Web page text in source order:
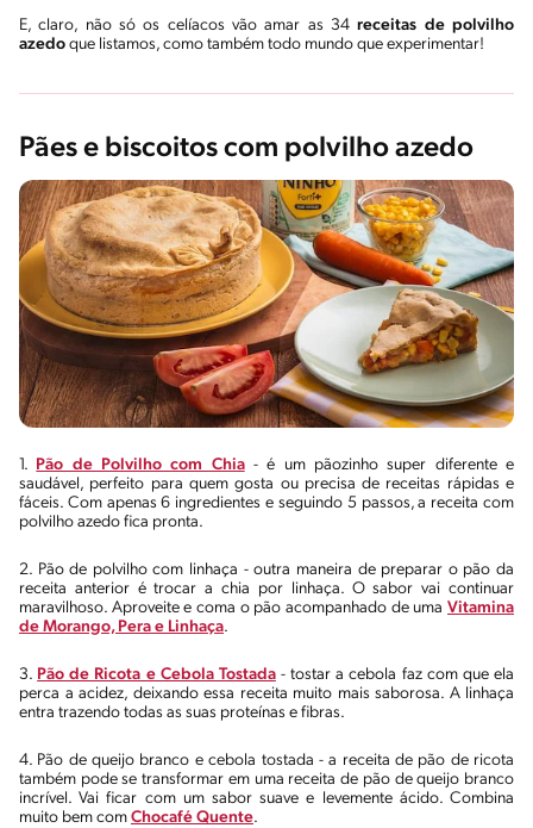
E, claro, não só os celíacos vão amar as 34receitas de polvilho
azedo que listamos, como também todo mundo que experimentar!
Pães e biscoitos com polvilho azedo
1. Pão de Polvilho com Chia- é um pãozinho super diferente e
saudável, perfeito para quem gosta ou precisa de receitas rápidas e
fáceis. Com apenas 6 ingredientes e seguindo 5 passos, a receita com
polvilho azedo fica pronta.
2. Pão de polvilho com linhaça - outra maneira de preparar o pão da
receita anterior é trocar a chia por linhaça. O sabor vai continuar
maravilhoso. Aproveite e coma o pão acompanhado de uma Vitamina
de Morango, Pera e Linhaça.
3. Pão de Ricota e Cebola Tostada- tostar a cebola faz com que ela
perca a acidez, deixando essa receita muito mais saborosa. A linhaça
entra trazendo todas as suas proteínas e fibras.
4. Pão de queijo branco e cebola tostada - a receita de pão de ricota
também pode se transformar em uma receita de pão de queijo branco
incrível. Vai ficar com um sabor suave e levemente ácido. Combina
muito bem com Chocafé Quente.